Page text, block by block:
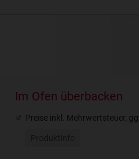
Im Ofen überbacken
Preise inkl. Mehrwertsteuer,